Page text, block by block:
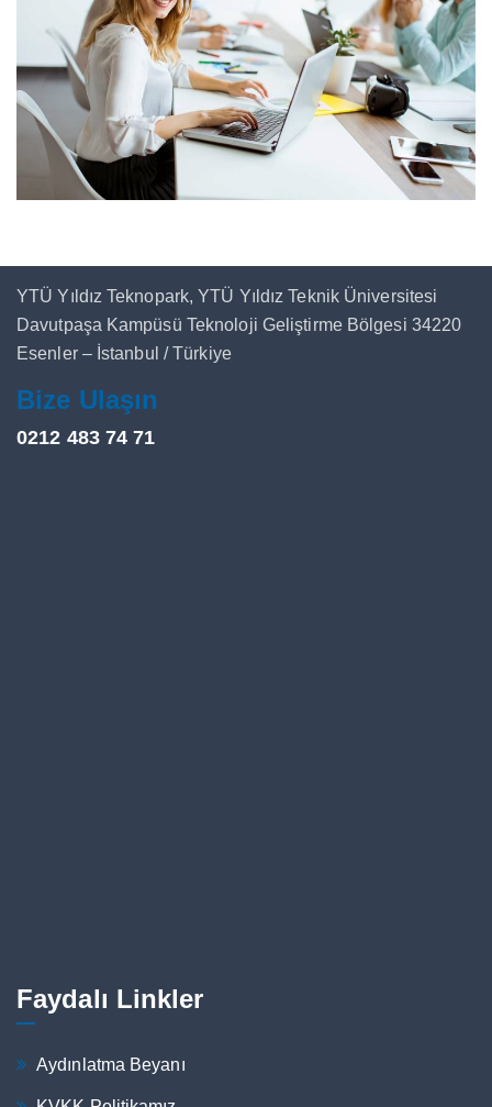
Capital Management
Corporate, Project Success
YTÜ Yıldız Teknopark, YTÜ Yıldız Teknik Üniversitesi
Davutpaşa Kampüsü Teknoloji Geliştirme Bölgesi 34220
Esenler – İstanbul / Türkiye
Bize Ulaşın
0212 483 74 71
Faydalı Linkler
Aydınlatma Beyanı